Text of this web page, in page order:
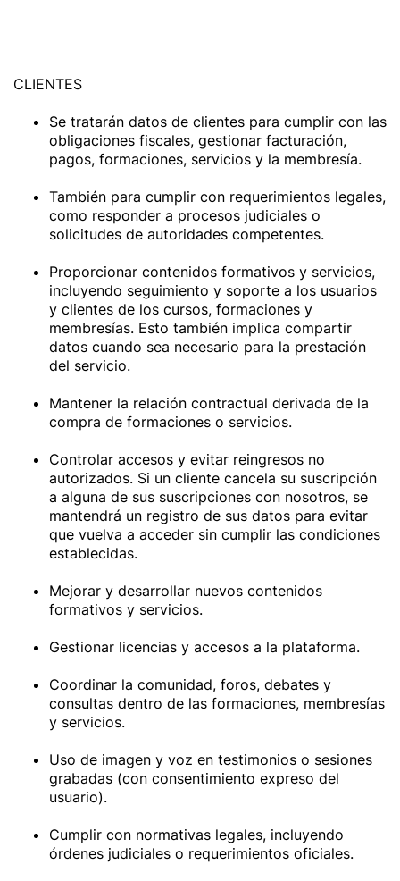
CLIENTES
Se tratarán datos de clientes para cumplir con las
obligaciones fiscales, gestionar facturación,
pagos, formaciones, servicios y la membresía.
También para cumplir con requerimientos legales,
como responder a procesos judiciales o
solicitudes de autoridades competentes.
Proporcionar contenidos formativos y servicios,
incluyendo seguimiento y soporte a los usuarios
y clientes de los cursos, formaciones y
membresías. Esto también implica compartir
datos cuando sea necesario para la prestación
del servicio.
Mantener la relación contractual derivada de la
compra de formaciones o servicios.
Controlar accesos y evitar reingresos no
autorizados. Si un cliente cancela su suscripción
a alguna de sus suscripciones con nosotros, se
mantendrá un registro de sus datos para evitar
que vuelva a acceder sin cumplir las condiciones
establecidas.
Mejorar y desarrollar nuevos contenidos
formativos y servicios.
Gestionar licencias y accesos a la plataforma.
Coordinar la comunidad, foros, debates y
consultas dentro de las formaciones, membresías
y servicios.
Uso de imagen y voz en testimonios o sesiones
grabadas (con consentimiento expreso del
usuario).
Cumplir con normativas legales, incluyendo
órdenes judiciales o requerimientos oficiales.